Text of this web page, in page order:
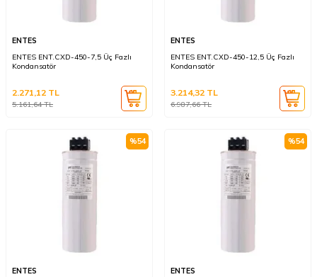
ENTES
ENTES ENT.CXD-450-7,5 Üç Fazlı
Kondansatör
5.161,64TL
2.271,12 TL
ENTES
ENTES ENT.CXD-450-12,5 Üç Fazlı
Kondansatör
6.987,66TL
3.214,32 TL
%54
ENTES
%54
ENTES